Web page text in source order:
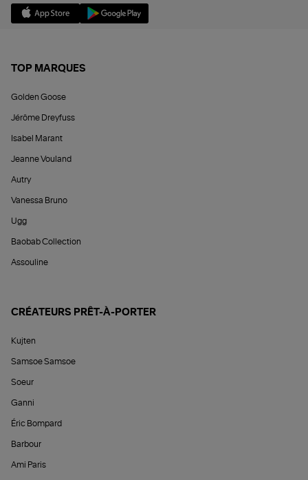
TOP MARQUES
Golden Goose
Jérôme Dreyfuss
Isabel Marant
Jeanne Vouland
Autry
Vanessa Bruno
Ugg
Baobab Collection
Assouline
CRÉATEURS PRÊT-À-PORTER
Kujten
Samsoe Samsoe
Soeur
Ganni
Éric Bompard
Barbour
Ami Paris